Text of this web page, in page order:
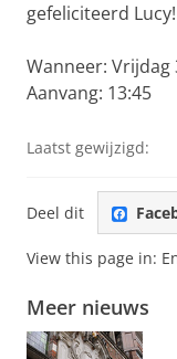
gefeliciteerd Lucy!
Wanneer: Vrijdag
Aanvang: 13:45
Laatst gewijzigd:
Deel dit
View this page in:
Meer nieuws